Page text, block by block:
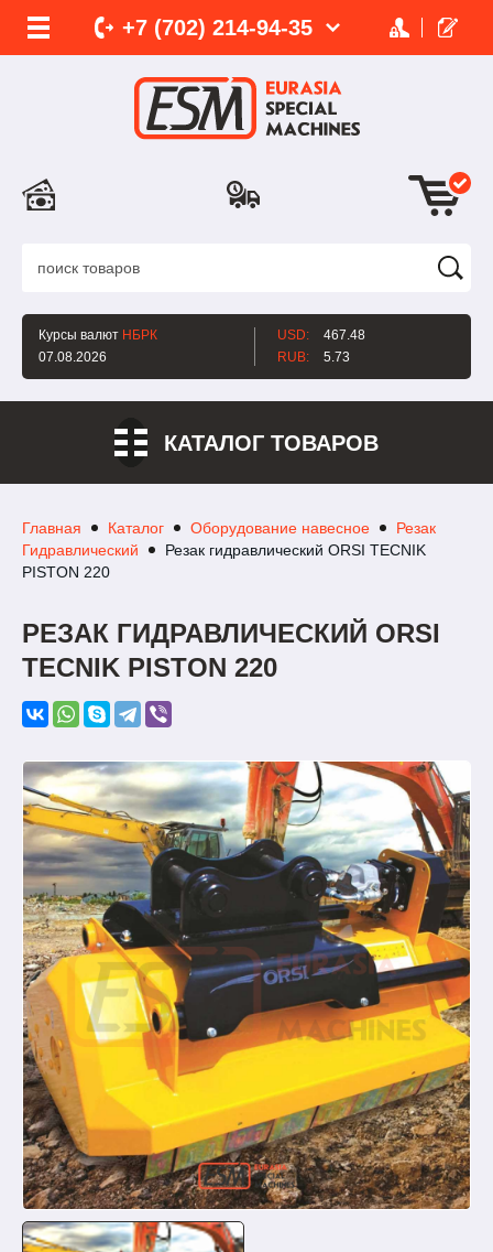
+7 (702) 214-94-35
Курсы валют НБРК
07.08.2026
USD:
467.48
RUB:
5.73
КАТАЛОГ ТОВАРОВ
Главная Каталог Оборудование навесное
Резак
Гидравлический
Резак гидравлический ORSI TECNIK
PISTON 220
РЕЗАК ГИДРАВЛИЧЕСКИЙ ORSI
TECNIK PISTON 220